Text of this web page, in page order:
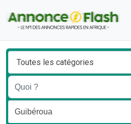
Toutes les catégories